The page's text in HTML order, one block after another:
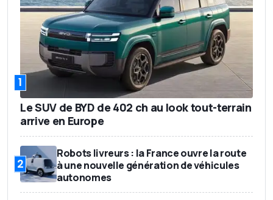
1
Le SUV de BYD de 402 ch au look tout-terrain
arrive en Europe
2
Robots livreurs : la France ouvre la route
à une nouvelle génération de véhicules
autonomes